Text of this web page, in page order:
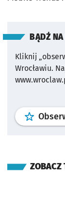
BĄDŹ
Kliknij
Wrocławiu.
ZOBACZ